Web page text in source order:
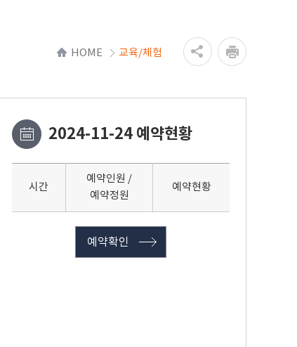
HOME 교육/체험
2024-11-24 예약현황
시간
예약인원 /
예약정원
예약현황
예약확인